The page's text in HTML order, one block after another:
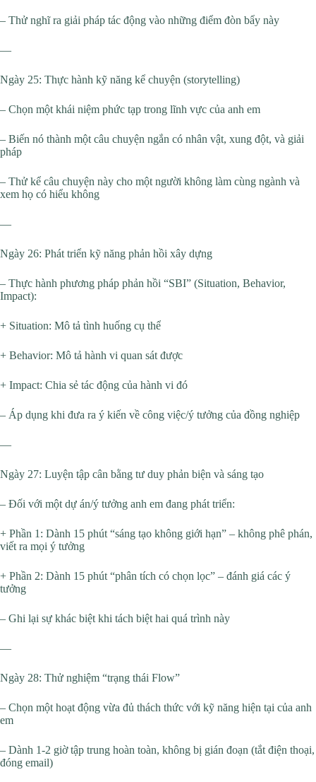
– Thử nghĩ ra giải pháp tác động vào những điểm đòn bẩy này
—
Ngày 25: Thực hành kỹ năng kể chuyện (storytelling)
– Chọn một khái niệm phức tạp trong lĩnh vực của anh em
– Biến nó thành một câu chuyện ngắn có nhân vật, xung đột, và giải
pháp
– Thử kể câu chuyện này cho một người không làm cùng ngành và
xem họ có hiểu không
—
Ngày 26: Phát triển kỹ năng phản hồi xây dựng
– Thực hành phương pháp phản hồi “SBI” (Situation, Behavior,
Impact):
+ Situation: Mô tả tình huống cụ thể
+ Behavior: Mô tả hành vi quan sát được
+ Impact: Chia sẻ tác động của hành vi đó
– Áp dụng khi đưa ra ý kiến về công việc/ý tưởng của đồng nghiệp
—
Ngày 27: Luyện tập cân bằng tư duy phản biện và sáng tạo
– Đối với một dự án/ý tưởng anh em đang phát triển:
+ Phần 1: Dành 15 phút “sáng tạo không giới hạn” – không phê phán,
viết ra mọi ý tưởng
+ Phần 2: Dành 15 phút “phân tích có chọn lọc” – đánh giá các ý
tưởng
– Ghi lại sự khác biệt khi tách biệt hai quá trình này
—
Ngày 28: Thử nghiệm “trạng thái Flow”
– Chọn một hoạt động vừa đủ thách thức với kỹ năng hiện tại của anh
em
– Dành 1-2 giờ tập trung hoàn toàn, không bị gián đoạn (tắt điện thoại,
đóng email)